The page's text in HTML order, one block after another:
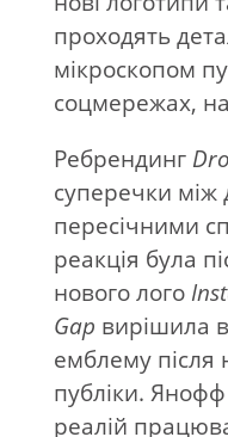
проходять
мікроскопом
соцмережах,
Ребрендинг
суперечки між
пересічними
реакція була
нового лого
Gap вирішила
емблему після
публіки.
реалій